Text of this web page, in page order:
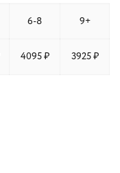
6-8 9+
4095 ₽ 3925 ₽